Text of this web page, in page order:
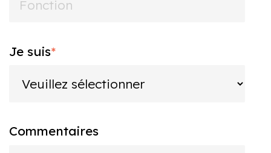
Je suis*
Commentaires